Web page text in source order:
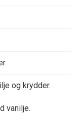
og krydder.
vanilje.